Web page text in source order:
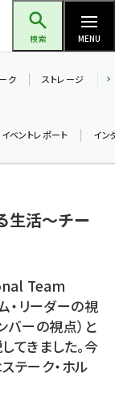
検索 MENU
利の絆～ (2329)
ク ストレージ
イベントレポート イン
活～チー
Team
・リーダーの視
バーの視点）と
てきました。今
テーク・ホル